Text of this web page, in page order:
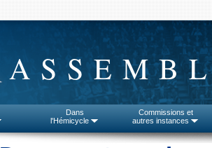
Dans
l'Hémicycle
Commissions et
autres instances